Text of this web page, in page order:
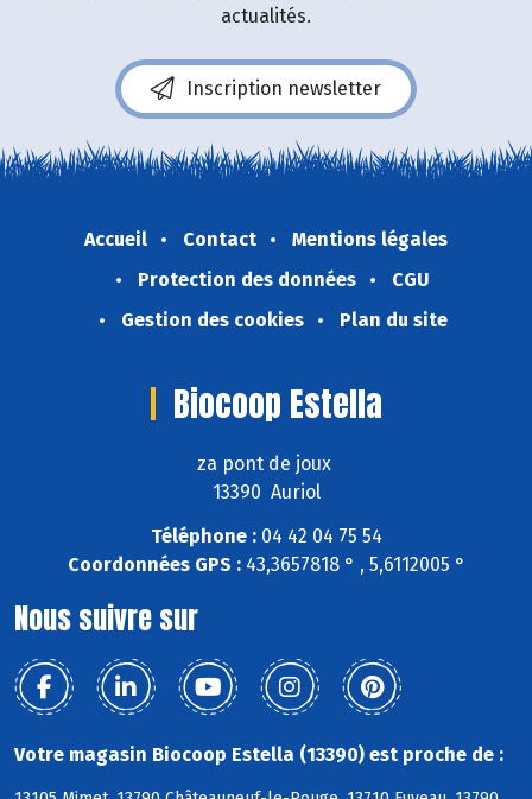
actualités.
Inscription newsletter
Accueil Contact
Mentions légales
Protection des données
CGU
Gestion des cookies
Plan du site
Biocoop Estella
za pont de joux
13390 Auriol
Téléphone :04 42 04 75 54
Coordonnées GPS :43,3657818 ° , 5,6112005 °
Nous suivre sur
Votre magasin Biocoop Estella (13390) est proche de :